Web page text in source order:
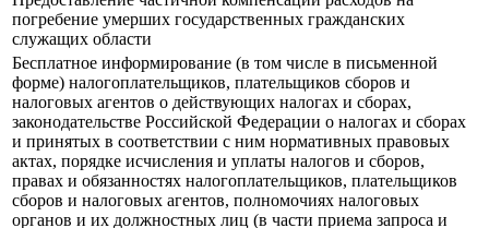
погребение умерших государственных гражданских
служащих области
Бесплатное информирование (в том числе в письменной
форме) налогоплательщиков, плательщиков сборов и
налоговых агентов о действующих налогах и сборах,
законодательстве Российской Федерации о налогах и сборах
и принятых в соответствии с ним нормативных правовых
актах, порядке исчисления и уплаты налогов и сборов,
правах и обязанностях налогоплательщиков, плательщиков
сборов и налоговых агентов, полномочиях налоговых
органов и их должностных лиц (в части приема запроса и